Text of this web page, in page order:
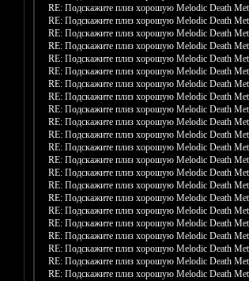
RE: Подскажите плиз хорошую Melodic Death
RE: Подскажите плиз хорошую Melodic Death
RE: Подскажите плиз хорошую Melodic Death
RE: Подскажите плиз хорошую Melodic Death
RE: Подскажите плиз хорошую Melodic Death
RE: Подскажите плиз хорошую Melodic Death
RE: Подскажите плиз хорошую Melodic Death
RE: Подскажите плиз хорошую Melodic Death
RE: Подскажите плиз хорошую Melodic Death
RE: Подскажите плиз хорошую Melodic Death
RE: Подскажите плиз хорошую Melodic Death
RE: Подскажите плиз хорошую Melodic Death
RE: Подскажите плиз хорошую Melodic Death
RE: Подскажите плиз хорошую Melodic Death
RE: Подскажите плиз хорошую Melodic Death
RE: Подскажите плиз хорошую Melodic Death
RE: Подскажите плиз хорошую Melodic Death
RE: Подскажите плиз хорошую Melodic Death
RE: Подскажите плиз хорошую Melodic Death
RE: Подскажите плиз хорошую Melodic Death
RE: Подскажите плиз хорошую Melodic Death
RE: Подскажите плиз хорошую Melodic Death